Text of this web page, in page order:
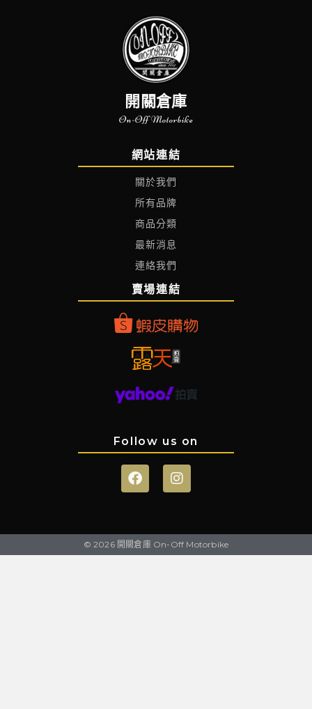
開關倉庫
On-Off Motorbike
網站連結
關於我們
所有品牌
商品分類
最新消息
連絡我們
賣場連結
Follow us on
© 2026 開關倉庫 On-Off Motorbike